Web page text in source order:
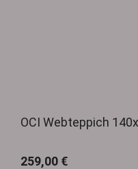
OCI Webteppich
259,00 €